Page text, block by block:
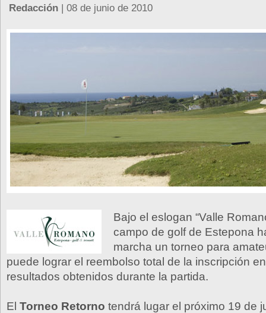
Redacción | 08 de junio de 2010
Bajo el eslogan “Valle
campo de golf de Estepona
marcha un torneo para
puede lograr el reembolso total de la inscripción
resultados obtenidos durante la partida.
El Torneo Retorno tendrá lugar el próximo 19 de